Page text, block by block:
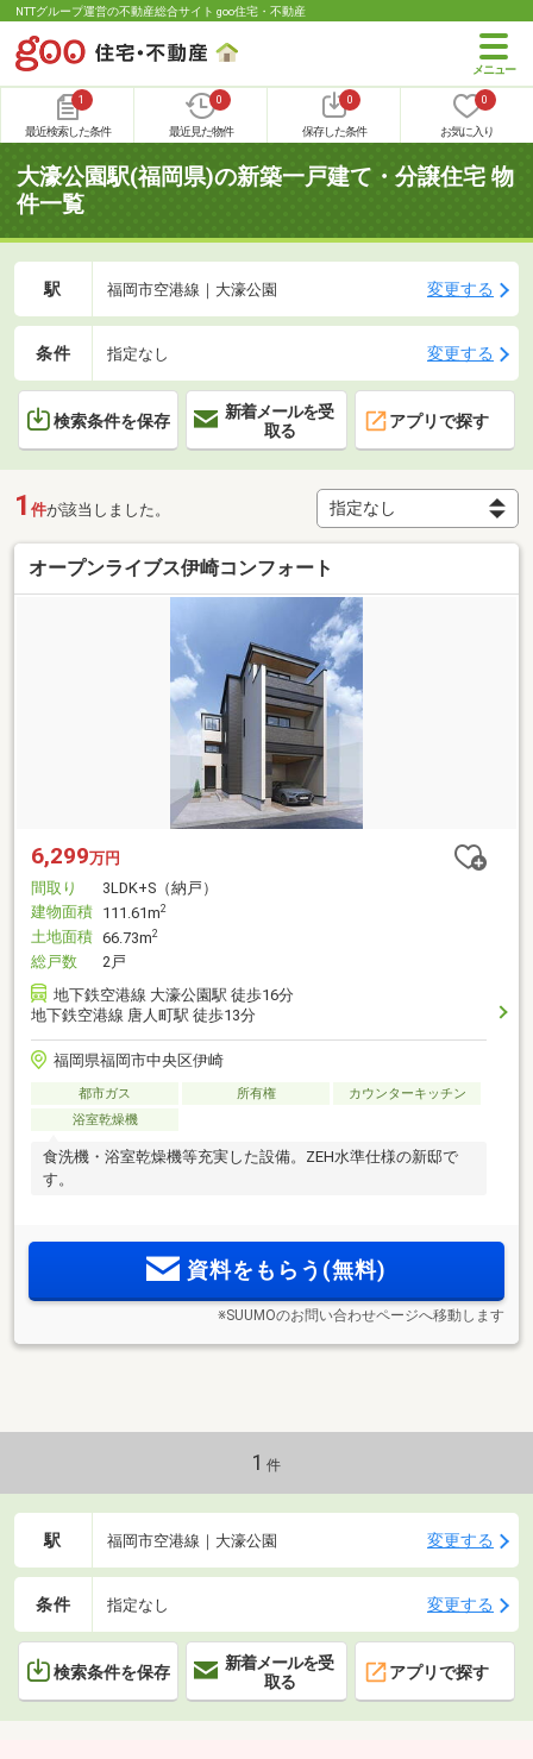
NTTグループ運営の不動産総合サイト goo住宅・不動産
1
最近検索した条件
0
最近見た物件
0
保存した条件
0
お気に入り
大濠公園駅(福岡県)の新築一戸建て・分譲住宅 物
件一覧
駅 福岡市空港線｜大濠公園 変更する
条件 指定なし 変更する
検索条件を保存
新着メールを受
取る
アプリで探す
1 件が該当しました。
オープンライブス伊崎コンフォート
6,299万円
間取り
3LDK+S（納戸）
建物面積 111.61m2
土地面積 66.73m2
総戸数
2戸
地下鉄空港線 大濠公園駅 徒歩16分
地下鉄空港線 唐人町駅 徒歩13分
福岡県福岡市中央区伊崎
都市ガス 所有権
カウンターキッチン
浴室乾燥機
食洗機・浴室乾燥機等充実した設備。ZEH水準仕様の新邸で
す。
資料をもらう(無料)
※SUUMOのお問い合わせページへ移動します
1 件
駅 福岡市空港線｜大濠公園 変更する
条件 指定なし 変更する
検索条件を保存
新着メールを受
取る
アプリで探す